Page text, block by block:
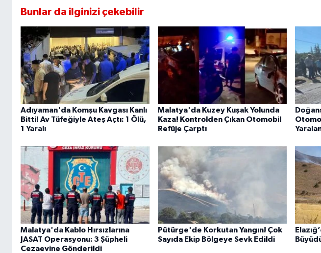
Bunlar da ilginizi çekebilir
Adıyaman'da Komşu Kavgası Kanlı
Bitti! Av Tüfeğiyle Ateş Açtı: 1 Ölü,
1 Yaralı
Malatya'da Kuzey Kuşak Yolunda
Kaza! Kontrolden Çıkan Otomobil
Refüje Çarptı
Malatya'da Kablo Hırsızlarına
JASAT Operasyonu: 3 Şüpheli
Cezaevine Gönderildi
Pütürge'de Korkutan Yangın! Çok
Sayıda Ekip Bölgeye Sevk Edildi